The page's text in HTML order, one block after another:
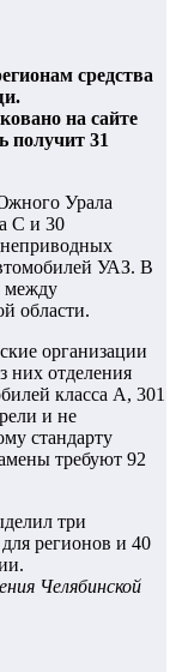
средства
на сайте
получит 31
Урала
С и 30
УАЗ. В
между
области.
организации
них отделения
класса А, 301
и не
стандарту
требуют 92
три
регионов и 40
Челябинской